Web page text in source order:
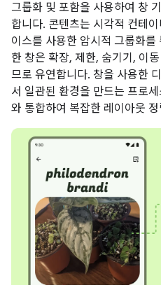
그룹화 및 포함을 사용하여 창
합니다. 콘텐츠는 시각적 컨테
이스를 사용한 암시적 그룹화를
한 창은 확장, 제한, 숨기기, 이
므로 유연합니다. 창을 사용한
서 일관된 환경을 만드는 프로
와 통합하여 복잡한 레이아웃